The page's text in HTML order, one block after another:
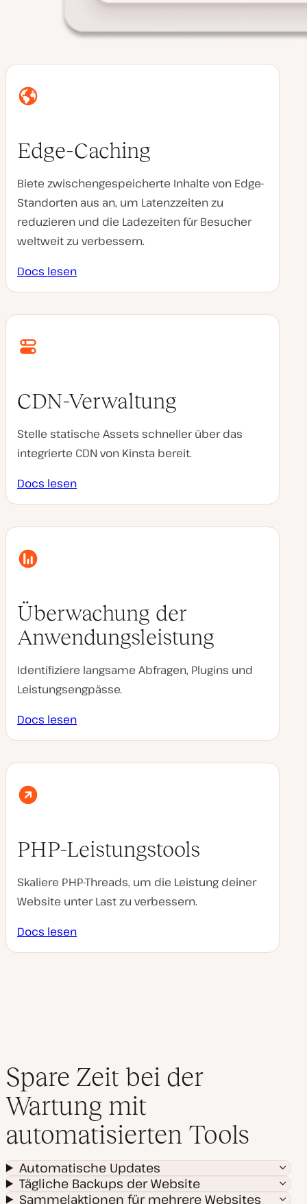
Edge-Caching
Biete zwischengespeicherte Inhalte von Edge-
Standorten aus an, um Latenzzeiten zu
reduzieren und die Ladezeiten für Besucher
weltweit zu verbessern.
Docs lesen
CDN-Verwaltung
Stelle statische Assets schneller über das
integrierte CDN von Kinsta bereit.
Docs lesen
Überwachung der
Anwendungsleistung
Identifiziere langsame Abfragen, Plugins und
Leistungsengpässe.
Docs lesen
PHP-Leistungstools
Skaliere PHP-Threads, um die Leistung deiner
Website unter Last zu verbessern.
Docs lesen
Spare Zeit bei der
Wartung mit
automatisierten Tools
Automatische Updates
Tägliche Backups der Website
Sammelaktionen für mehrere Websites